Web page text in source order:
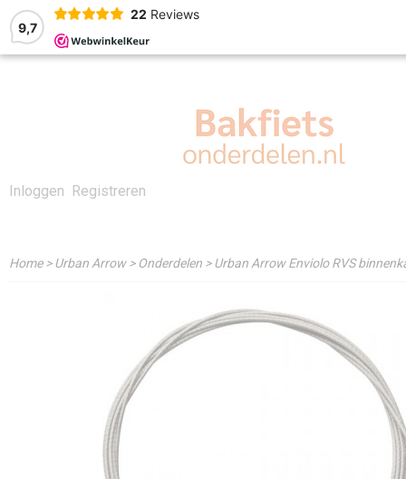
9,7
22 Reviews
Inloggen Registreren
Home>Urban Arrow> Onderdelen >Urban Arrow Enviolo RVS